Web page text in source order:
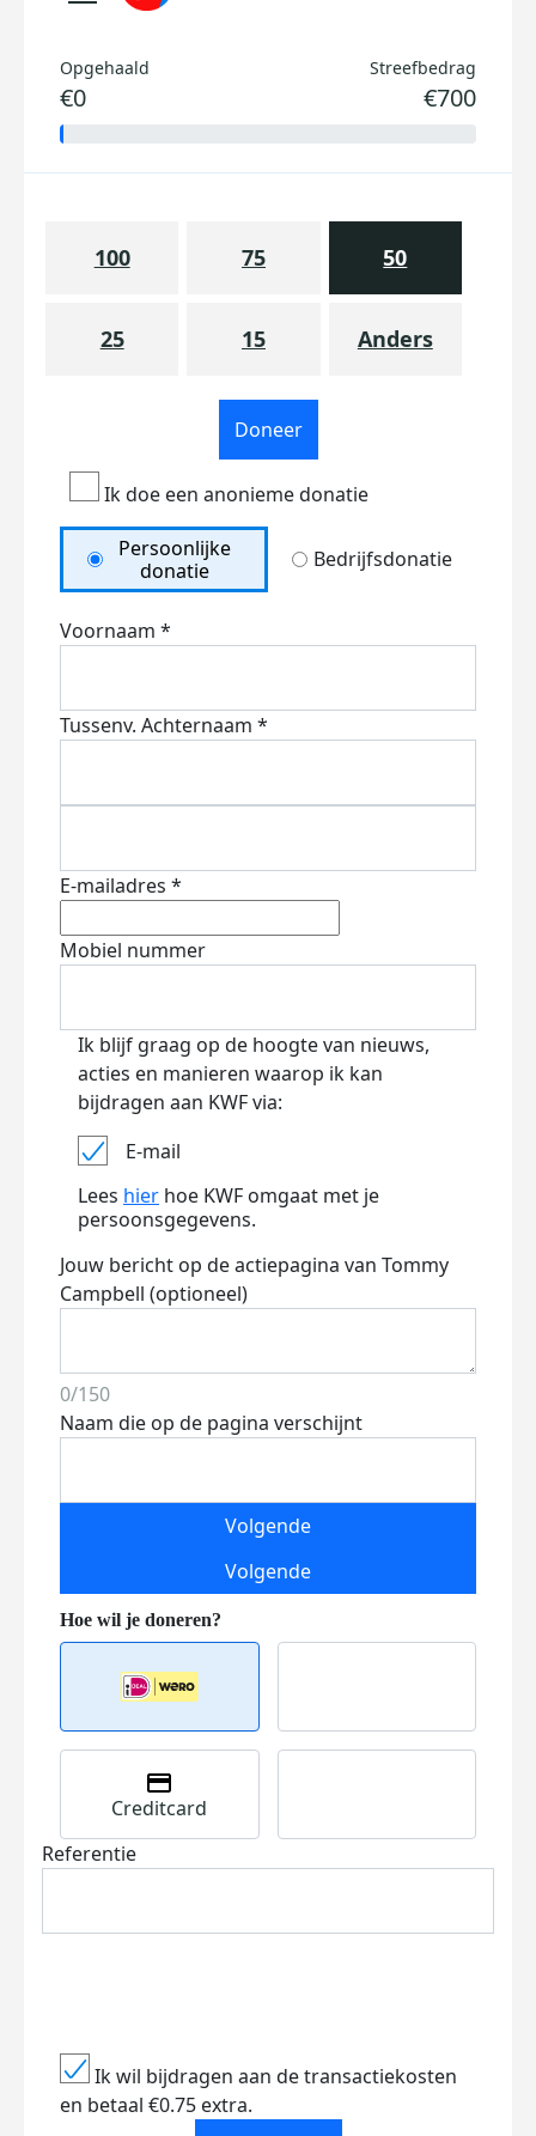
Opgehaald
€0
Streefbedrag
€700
100 75 50
25 15 Anders
Doneer
Ik doe een anonieme donatie
Persoonlijke
donatie
Bedrijfsdonatie
Voornaam *
Tussenv. Achternaam *
E-mailadres *
Mobiel nummer
Ik blijf graag op de hoogte van nieuws,
acties en manieren waarop ik kan
bijdragen aan KWF via:
E-mail
Lees hier hoe KWF omgaat met je
persoonsgegevens.
Jouw bericht op de actiepagina van Tommy
Campbell (optioneel)
0/150
Naam die op de pagina verschijnt
Volgende
Volgende
Creditcard
Referentie
Ik wil bijdragen aan de transactiekosten
en betaal €0.75 extra.